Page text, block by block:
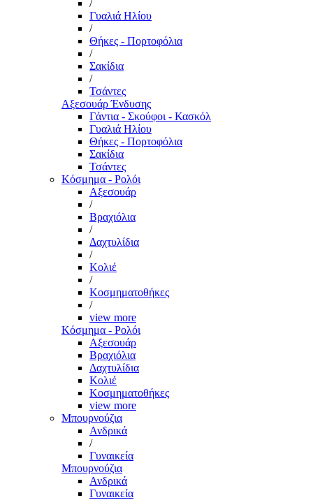
/
Γυαλιά Ηλίου
/
Θήκες - Πορτοφόλια
/
Σακίδια
/
Τσάντες
Αξεσουάρ Ένδυσης
Γάντια - Σκούφοι - Κασκόλ
Γυαλιά Ηλίου
Θήκες - Πορτοφόλια
Σακίδια
Τσάντες
Κόσμημα - Ρολόι
Αξεσουάρ
/
Βραχιόλια
/
Δαχτυλίδια
/
Κολιέ
/
Κοσμηματοθήκες
/
view more
Κόσμημα - Ρολόι
Αξεσουάρ
Βραχιόλια
Δαχτυλίδια
Κολιέ
Κοσμηματοθήκες
view more
Μπουρνούζια
Ανδρικά
/
Γυναικεία
Μπουρνούζια
Ανδρικά
Γυναικεία